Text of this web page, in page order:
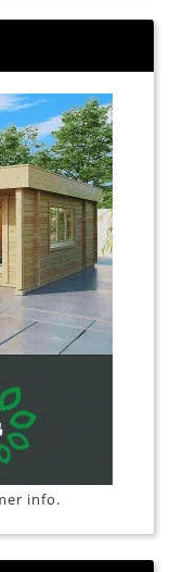
info.